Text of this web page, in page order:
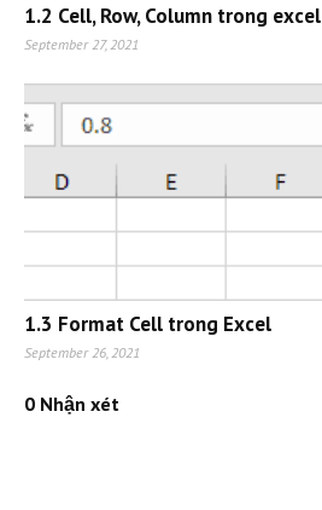
1.2 Cell, Row, Column trong excel
September 27, 2021
1.3 Format Cell trong Excel
September 26, 2021
0 Nhận xét